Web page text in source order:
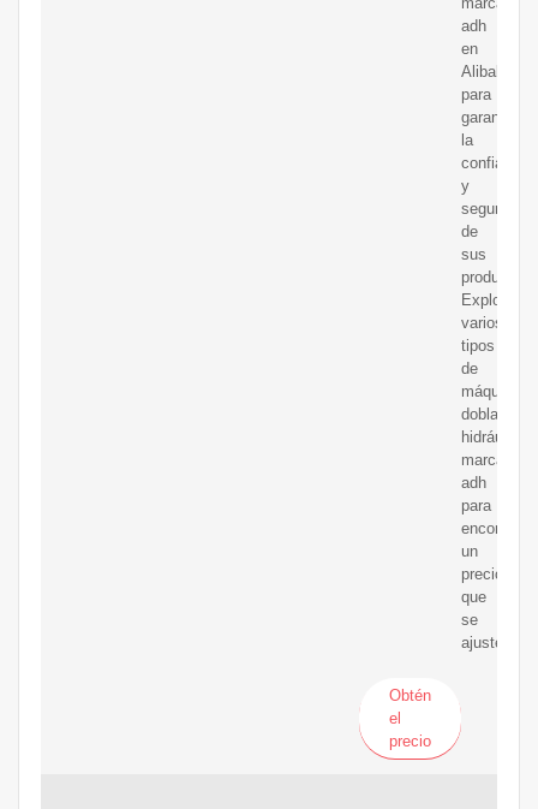
adh
en
para
garantizar
la
y
seguridad
de
sus
productos.
Explore
varios
tipos
de
máquina
dobladora
hidráulica
marca
adh
para
encontrar
un
precio
que
se
ajuste.
Obtén
el
precio